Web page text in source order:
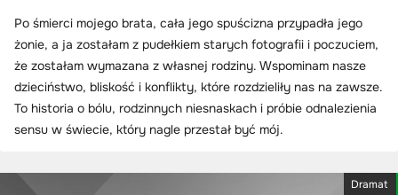
Po śmierci mojego brata, cała jego spuścizna przypadła jego
żonie, a ja zostałam z pudełkiem starych fotografii i poczuciem,
że zostałam wymazana z własnej rodziny. Wspominam nasze
dzieciństwo, bliskość i konflikty, które rozdzieliły nas na zawsze.
To historia o bólu, rodzinnych niesnaskach i próbie odnalezienia
sensu w świecie, który nagle przestał być mój.
Dramat